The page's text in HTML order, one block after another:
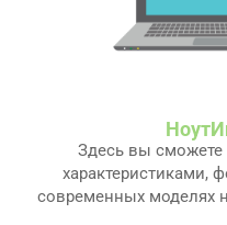
Здесь вы сможете
характеристиками,
современных моделях